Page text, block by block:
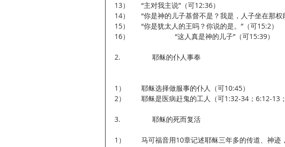
13）      “主对我主说”（可12:36）
14）      “你是神的儿子基督不是？我是，人子坐在那权
15）      “你是犹太人的王吗？你说的是。”（可15:2）
16）                       “这人真是神的儿子”（可15:39）
2.                耶稣的仆人事奉
1）        耶稣选择做服事的仆人（可10:45）
2）        耶稣是医病赶鬼的工人（可1:32-34；6:12-13
3.                耶稣的死而复活
1）        马可福音用10章记述耶稣三年多的传道、神迹